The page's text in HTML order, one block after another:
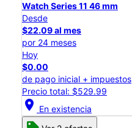
Watch Series 11 46 mm
Desde
$22.09 al mes
por 24 meses
Hoy
$0.00
de pago inicial + impuestos
Precio total: $529.99
location_on En existencia